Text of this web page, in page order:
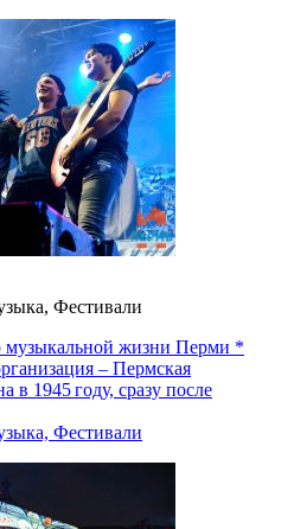
Фестивали
музыкальной жизни Перми *
– Пермская
в 1945 году, сразу после
Фестивали